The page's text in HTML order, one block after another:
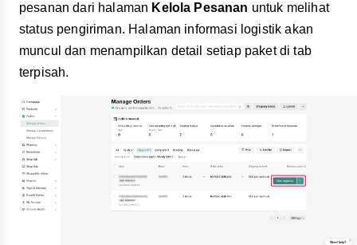
pesanan dari halaman Kelola Pesanan untuk melihat
status pengiriman. Halaman informasi logistik akan
muncul dan menampilkan detail setiap paket di tab
terpisah.